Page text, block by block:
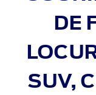
DE
SUV,